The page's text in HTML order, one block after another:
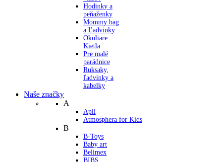
Hodinky a
peňaženky
Mommy bag
a Ľadvinky
Okuliare
Kietla
Pre malé
parádnice
Ruksaky,
ľadvinky a
kabelky
Naše značky
A
Apli
Atmosphera for Kids
B
B-Toys
Baby art
Belimex
BIBS